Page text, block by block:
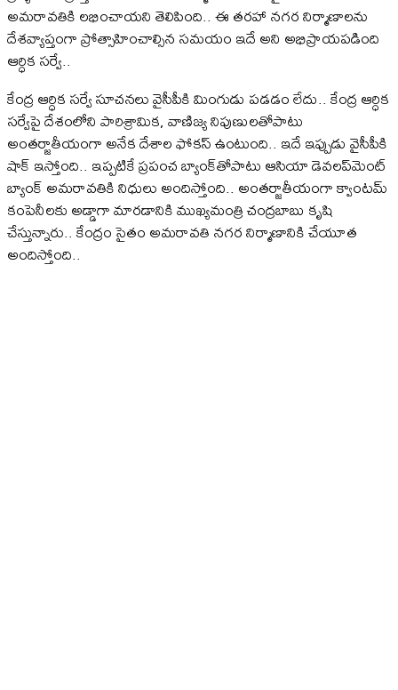
అమరావతికి లభించాయని తెలిపింది.. ఈ తరహా నగర నిర్మాణాలను
దేశవ్యాప్తంగా ప్రోత్సాహించాల్సిన సమయం ఇదే అని అభిప్రాయపడింది
ఆర్ధిక సర్వే..
కేంద్ర ఆర్ధిక సర్వే సూచనలు వైసీపీకి మింగుడు పడడం లేదు.. కేంద్ర ఆర్ధిక
సర్వేపై దేశంలోని పారిశ్రామిక, వాణిజ్య నిపుణులతోపాటు
అంతర్జాతీయంగా అనేక దేశాల ఫోకస్‌ ఉంటుంది.. ఇదే ఇప్పుడు వైసీపీకి
షాక్‌ ఇస్తోంది.. ఇప్పటికే ప్రపంచ బ్యాంక్‌తోపాటు ఆసియా డెవలప్‌మెంట్‌
బ్యాంక్‌ అమరావతికి నిధులు అందిస్తోంది.. అంతర్జాతీయంగా క్వాంటమ్‌
కంపెనీలకు అడ్డాగా మారడానికి ముఖ్యమంత్రి చంద్రబాబు కృషి
చేస్తున్నారు.. కేంద్రం సైతం అమరావతి నగర నిర్మాణానికి చేయూత
అందిస్తోంది..